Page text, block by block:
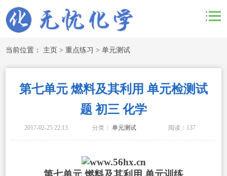
当前位置： 主页 >重点练习 >单元测试
第七单元 燃料及其利用 单元检测试
题 初三 化学
2017-02-25 22:13 分类：单元测试 阅读： 137